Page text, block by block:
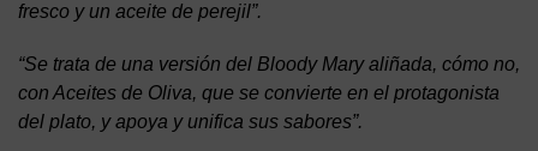
fresco y un aceite de perejil”.
“Se trata de una versión del Bloody Mary aliñada, cómo no,
con Aceites de Oliva, que se convierte en el protagonista
del plato, y apoya y unifica sus sabores”.